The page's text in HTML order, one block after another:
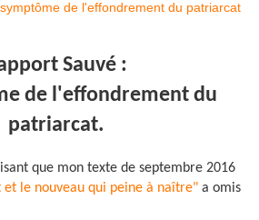
Sauvé :
de l'effondrement du
patriarcat.
que mon texte de septembre 2016
le nouveau qui peine à naître" a omis